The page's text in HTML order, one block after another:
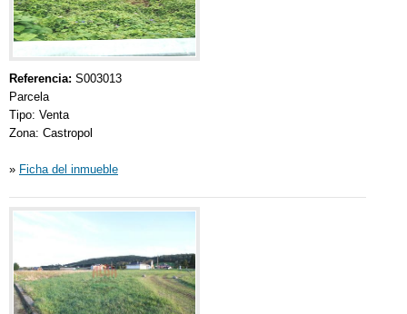
Referencia: S003013
Parcela
Tipo: Venta
Zona: Castropol
» Ficha del inmueble